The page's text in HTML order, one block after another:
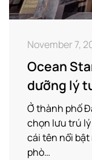
November 7,
Ocean
dưỡng lý
Ở thành phố
chọn lưu trú
cái tên nổi
phò…